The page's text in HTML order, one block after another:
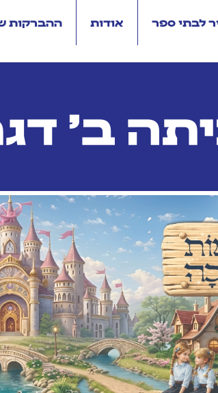
לבתי ספר אודות ההברקות
ב' דגם